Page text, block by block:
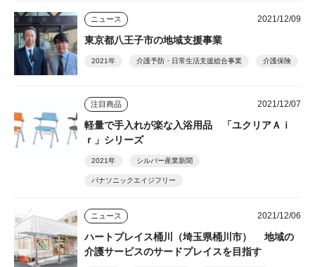
ニュース 2021/12/09
東京都八王子市の地域支援事業
2021年 介護予防・日常生活支援総合事業 介護保険
注目商品 2021/12/07
軽量で手入れが楽な入浴用品 「ユクリアＡｉ
ｒ」シリーズ
2021年 シルバー産業新聞
パナソニックエイジフリー
ニュース 2021/12/06
ハートプレイス桶川（埼玉県桶川市） 地域の
介護サービスのサードプレイスを目指す